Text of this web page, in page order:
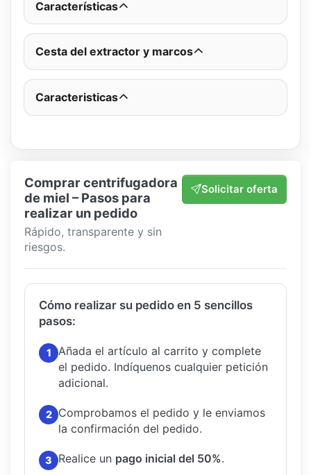
Características
Cesta del extractor y marcos
Caracteristicas
Comprar centrifugadora
de miel – Pasos para
realizar un pedido
Rápido, transparente y sin
riesgos.
Solicitar oferta
Cómo realizar su pedido en 5 sencillos
pasos:
1
Añada el artículo al carrito y complete
el pedido. Indíquenos cualquier petición
adicional.
2
Comprobamos el pedido y le enviamos
la confirmación del pedido.
3 Realice un pago inicial del 50%.